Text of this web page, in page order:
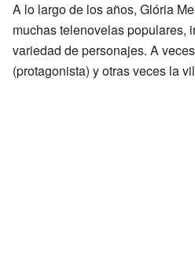
A lo largo de los años, Glória
muchas telenovelas populares,
variedad de personajes. A
(protagonista) y otras veces la